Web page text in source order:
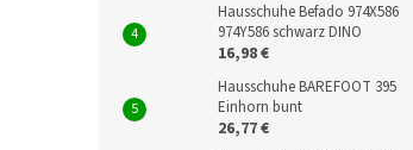
Hausschuhe Befado 974X586
974Y586 schwarz DINO
16,98 €
Hausschuhe BAREFOOT 395
Einhorn bunt
26,77 €